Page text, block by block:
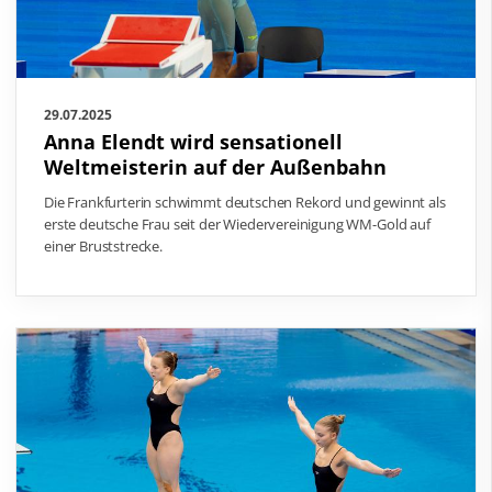
29.07.2025
Anna Elendt wird sensationell
Weltmeisterin auf der Außenbahn
Die Frankfurterin schwimmt deutschen Rekord und gewinnt als
erste deutsche Frau seit der Wiedervereinigung WM-Gold auf
einer Bruststrecke.